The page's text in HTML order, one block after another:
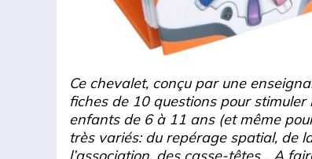
Ce chevalet, conçu par une
fiches de 10 questions pour
enfants de 6 à 11 ans (et même
très variés: du repérage spatial, de